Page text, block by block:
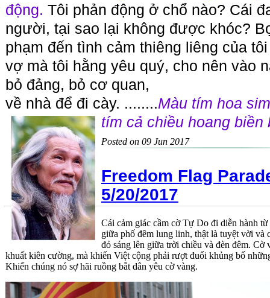
động. Tôi phản động ở chổ nào? Cái
người, tại sao lại không được khóc?
phạm đến tình cảm thiêng liêng của
vợ mà tôi hằng yêu quý, cho nên vào
bỏ đảng, bỏ cơ quan,
về nhà để đi cày. ........Màu tím hoa
tím cả chiều hoang biền
Posted on 09 Jun 2017
Freedom Flag
5/20/2017
Cái cảm giác cầm cờ Tự Do đi diễn hành
giữa phố đêm lung linh, thật là tuyệt vời và
đỏ sáng lên giữa trời chiều và đèn đêm. Cờ
khuất kiên cường, mà khiến Việt cộng phải rượt đuổi khủng bố
Khiến chúng nó sợ hãi ruồng bắt dân yêu cờ vàng.